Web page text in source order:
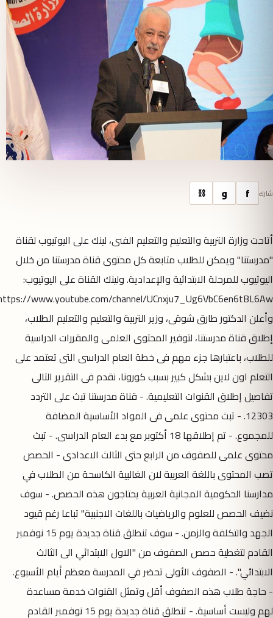
شارك f و ⛓
أتاحت وزارة التربية والتعليم والتعليم الفنى، لينك على اليوتيوب لقناة
"مدرستنا" ويمكن للطلاب متابعة كل محتوى قناة مدرستنا من خلال
اليوتيوب للمرحلة الابتدائية والإعدادية. ولينك القناة على اليوتيوب:
www.youtube.com/channel/UCnxju7_Ug6VbC6en6tBL6Aw
وأعلن الدكتور طارق شوقى، وزير التربية والتعليم والتعليم الطلاب،
إطلاق قناة مدرستنا، لتوفير المحتوى العلمى والمقررات الدراسية
للطلاب، باعتبارها جزء مهم فى خطة العام الدراسى التى تعتمد على
التعلم اون لاين بشكل كبير بسبب كورونا، نقدم فى التقرير التالى
تفاصيل إطلاق القنوات التعليمية. - قناة مدرستنا تبث على التردد
12303. - تبث محتوى علمى فى المواد الأساسية المضافة
للمجموع. - تم إطلاقها 18 أكتوبر مع بدء العام الدراسى. - تبث
محتوى علمى للصفوف من الرابع حتى الثالث الاعدادى - الحصص
تصب المحتوى باللغة العربية لان الغالبية الكاسحة من الطلاب في
مدارسنا الحكومية المجانية العربية يحتاجون هذه الحصص. - سوف
نضيف الحصص للعلوم والرياضيات باللغات الاجنبية" تباعا رغم قيود
الجهد والتكلفة والزمن. - سوف تنطلق قناة جديدة يوم 15 نوفمبر
القادم لتغطية حصص الصفوف من "الاول الابتدائي الى الثالث
الابتدائي". - الصفوف الأولى تحضر في المدرسة معظم أيام الأسبوع.
- حاجة طلاب هذه الصفوف أقل وتمثل القنوات خدمة مساعدة
لهم وليست أساسية. - تنطلق قناة جديدة يوم 15 نوفمبر القادم